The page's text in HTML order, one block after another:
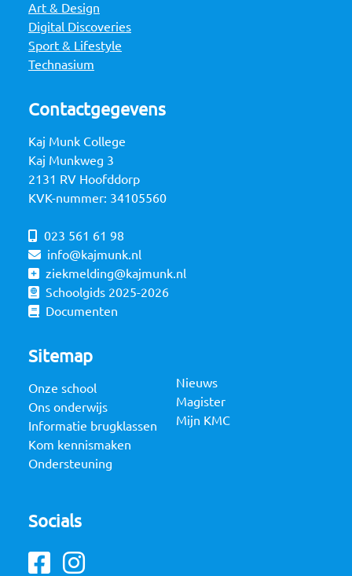
Art & Design
Digital Discoveries
Sport & Lifestyle
Technasium
Contactgegevens
Kaj Munk College
Kaj Munkweg 3
2131 RV Hoofddorp
KVK-nummer: 34105560
023 561 61 98
info@kajmunk.nl
ziekmelding@kajmunk.nl
Schoolgids 2025-2026
Documenten
Sitemap
Onze school
Ons onderwijs
Informatie brugklassen
Kom kennismaken
Ondersteuning
Nieuws
Magister
Mijn KMC
Socials
Facebook
Instagram